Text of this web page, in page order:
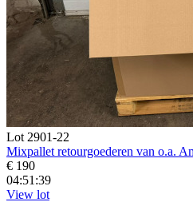
Lot 2901-22
Mixpallet retourgoederen van o.a.
€ 190
04:51:38
View lot